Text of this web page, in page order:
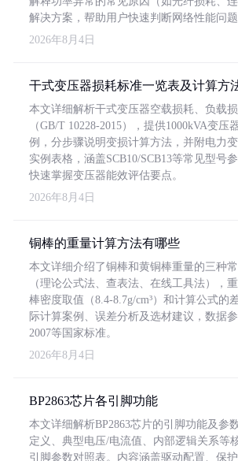
解决方案，帮助用户快速判断网络性能问题
2026年8月4日
干式变压器损耗标准一览表及计算方
本文详细解析干式变压器空载损耗、负载
（GB/T 10228-2015），提供1000kVA变压
例，分步骤说明变损计算方法，并附电力
实例表格，涵盖SCB10/SCB13等常见型号
快速掌握变压器能效评估要点。
2026年8月4日
铜棒的重量计算方法有哪些
本文详细介绍了铜棒和黄铜棒重量的三种
（理论公式法、查表法、在线工具法），
棒密度取值（8.4-8.7g/cm³）和计算公式的
际计算案例、误差分析及选材建议，数据
2007等国家标准。
2026年8月4日
BP2863芯片各引脚功能
本文详细解析BP2863芯片的引脚功能及参
定义、典型电压/电流值、内部逻辑关系等
引脚参数对照表。内容涵盖驱动配置、保